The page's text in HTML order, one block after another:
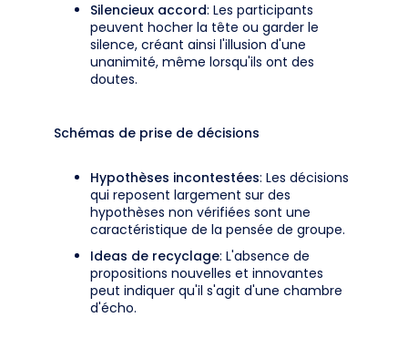
Silencieux accord: Les participants
peuvent hocher la tête ou garder le
silence, créant ainsi l'illusion d'une
unanimité, même lorsqu'ils ont des
doutes.
Schémas de prise de décisions
Hypothèses incontestées: Les décisions
qui reposent largement sur des
hypothèses non vérifiées sont une
caractéristique de la pensée de groupe.
Ideas de recyclage: L'absence de
propositions nouvelles et innovantes
peut indiquer qu'il s'agit d'une chambre
d'écho.